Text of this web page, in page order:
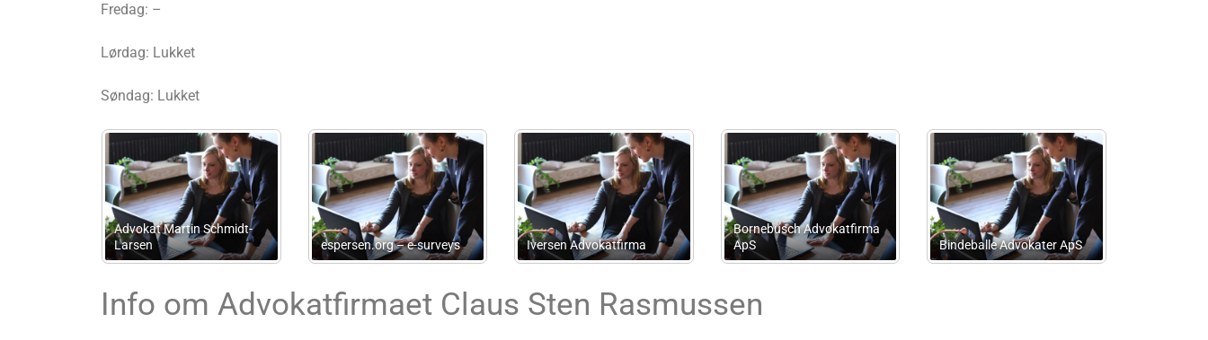
Fredag: –
Lørdag: Lukket
Søndag: Lukket
Bindeballe Advokater ApS
Bogføring Halsnæs
Andersen Partners
Advokatpartnerselskab
Kg Law ApS
Advokatanpartsselskabet
Henning Biil
Info om Advokatfirmaet Claus Sten Rasmussen